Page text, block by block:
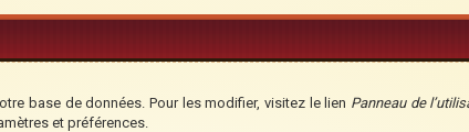
base de données. Pour les modifier, visitez le lien Panneau de
et préférences.